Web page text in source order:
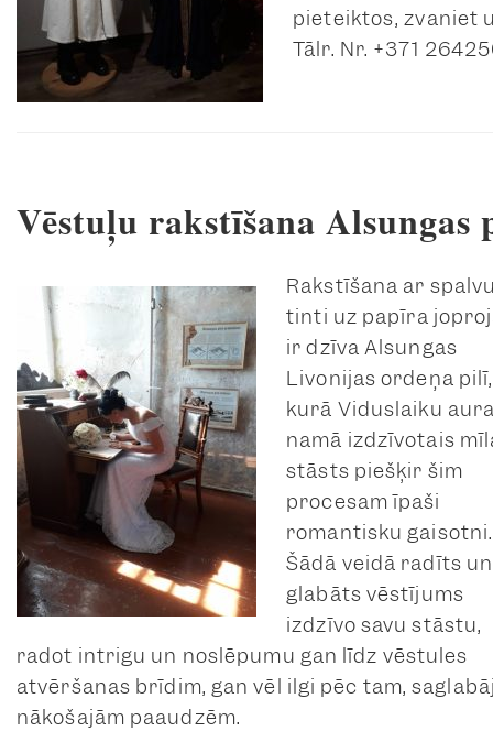
pieteiktos, zvaniet
Tālr. Nr. +371
Vēstuļu rakstīšana Alsungas
Rakstīšana ar
tinti uz papīra
ir dzīva Alsungas
Livonijas ordeņa pilī,
kurā Viduslaiku
namā izdzīvotais
stāsts piešķir šim
procesam īpaši
romantisku gaisotni.
Šādā veidā radīts un
glabāts vēstījums
izdzīvo savu stāstu,
radot intrigu un noslēpumu gan līdz vēstules
atvēršanas brīdim, gan vēl ilgi pēc tam,
nākošajām paaudzēm.